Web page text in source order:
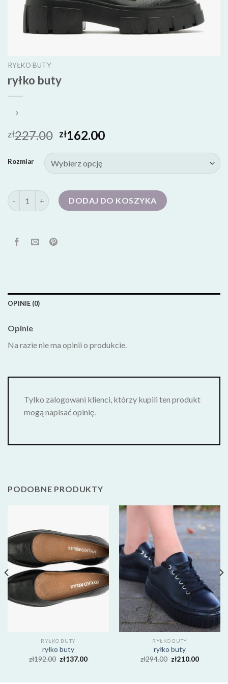
RYŁKO BUTY
ryłko buty
zł227.00 zł162.00
Rozmiar
ilość ryłko buty DODAJ DO KOSZYKA
OPINIE (0)
Opinie
Na razie nie ma opinii o produkcie.
Tylko zalogowani klienci, którzy kupili ten produkt
mogą napisać opinię.
PODOBNE PRODUKTY
RYŁKO BUTY
ryłko buty
zł192.00 zł137.00
RYŁKO BUTY
ryłko buty
zł294.00 zł210.00